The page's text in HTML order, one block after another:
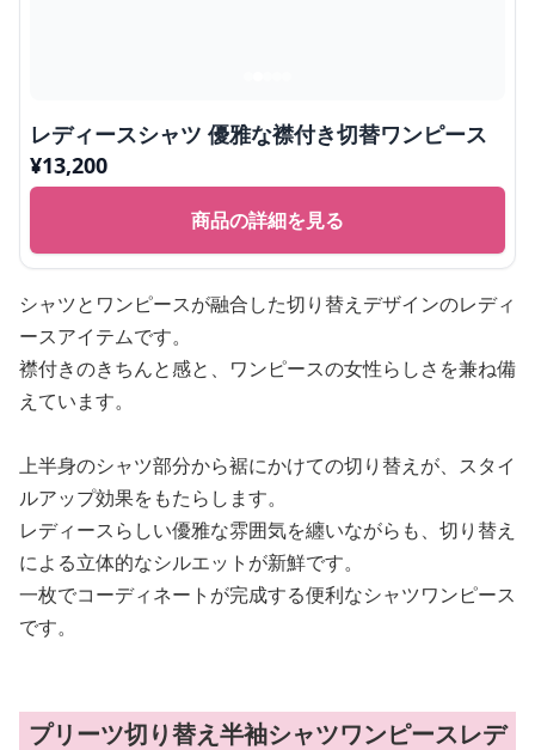
レディースシャツ 優雅な襟付き切替ワンピース
¥13,200
商品の詳細を見る
シャツとワンピースが融合した切り替えデザインのレディ
ースアイテムです。
襟付きのきちんと感と、ワンピースの女性らしさを兼ね備
えています。
上半身のシャツ部分から裾にかけての切り替えが、スタイ
ルアップ効果をもたらします。
レディースらしい優雅な雰囲気を纏いながらも、切り替え
による立体的なシルエットが新鮮です。
一枚でコーディネートが完成する便利なシャツワンピース
です。
プリーツ切り替え半袖シャツワンピースレデ